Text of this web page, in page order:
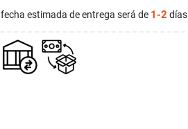
estimada de entrega será de 1-2 días